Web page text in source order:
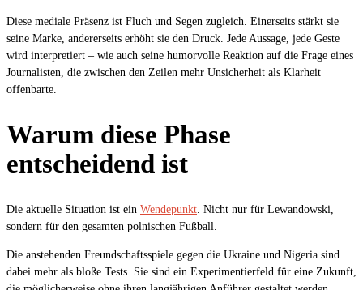
Diese mediale Präsenz ist Fluch und Segen zugleich. Einerseits stärkt sie
seine Marke, andererseits erhöht sie den Druck. Jede Aussage, jede Geste
wird interpretiert – wie auch seine humorvolle Reaktion auf die Frage eines
Journalisten, die zwischen den Zeilen mehr Unsicherheit als Klarheit
offenbarte.
Warum diese Phase
entscheidend ist
Die aktuelle Situation ist ein Wendepunkt . Nicht nur für Lewandowski,
sondern für den gesamten polnischen Fußball.
Die anstehenden Freundschaftsspiele gegen die Ukraine und Nigeria sind
dabei mehr als bloße Tests. Sie sind ein Experimentierfeld für eine Zukunft,